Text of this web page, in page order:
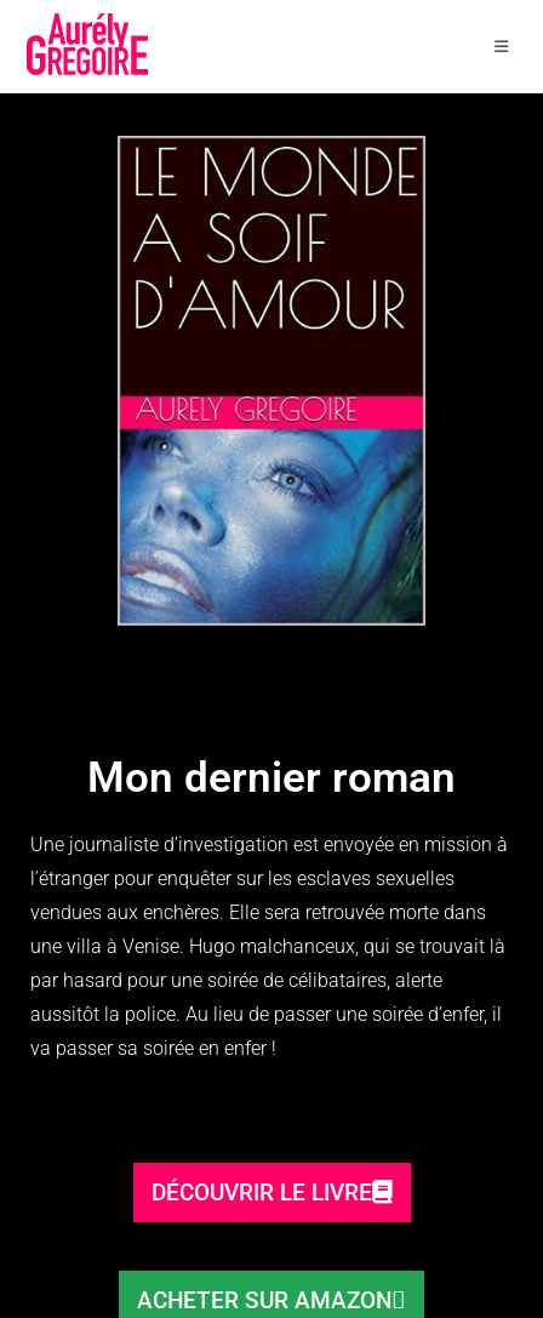
Mon dernier roman
Une journaliste d’investigation est envoyée en mission à
l’étranger pour enquêter sur les esclaves sexuelles
vendues aux enchères. Elle sera retrouvée morte dans
une villa à Venise. Hugo malchanceux, qui se trouvait là
par hasard pour une soirée de célibataires, alerte
aussitôt la police. Au lieu de passer une soirée d’enfer, il
va passer sa soirée en enfer !
DÉCOUVRIR LE LIVRE
ACHETER SUR AMAZON